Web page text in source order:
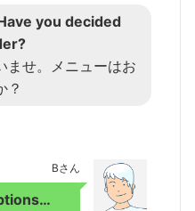
you decided
ませ。メニューはお
？
Bさん